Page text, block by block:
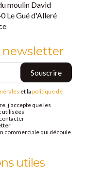
moulin David
Le Gué d'Alleré
utiles
newsletter
et la politique de
j'accepte que les
utilisées
commerciale qui découle